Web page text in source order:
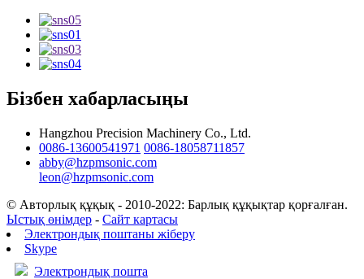
Бізбен хабарласыңы
Hangzhou Precision Machinery Co., Ltd.
0086-13600541971 0086-18058711857
abby@hzpmsonic.com
leon@hzpmsonic.com
© Авторлық құқық - 2010-2022: Барлық құқықтар қорғалған.
Ыстық өнімдер - Сайт картасы
Электрондық поштаны жіберу
Skype
Электрондық пошта